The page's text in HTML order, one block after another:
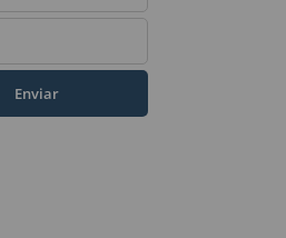
Enviar